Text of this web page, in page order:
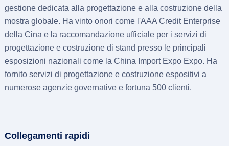
gestione dedicata alla progettazione e alla costruzione della
mostra globale. Ha vinto onori come l'AAA Credit Enterprise
della Cina e la raccomandazione ufficiale per i servizi di
progettazione e costruzione di stand presso le principali
esposizioni nazionali come la China Import Expo Expo. Ha
fornito servizi di progettazione e costruzione espositivi a
numerose agenzie governative e fortuna 500 clienti.
Collegamenti rapidi